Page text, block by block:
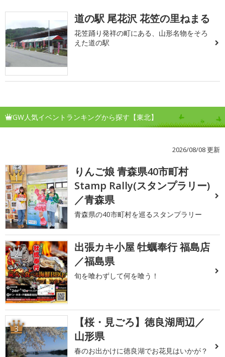
道の駅 尾花沢 花笠の里ねまる
花笠踊り発祥の町にある、山形名物をそろ
えた道の駅
GW人気イベントランキングから探す【東北】
2026/08/08 更新
1
りんご娘 青森県40市町村
Stamp Rally(スタンプラリー)
／青森県
青森県の40市町村を巡るスタンプラリー
2
出張カキ小屋 牡蠣奉行 福島店
／福島県
旬を喰わずして何を喰う！
3
【桜・見ごろ】徳良湖周辺／
山形県
春のお出かけに徳良湖でお花見はいかが？